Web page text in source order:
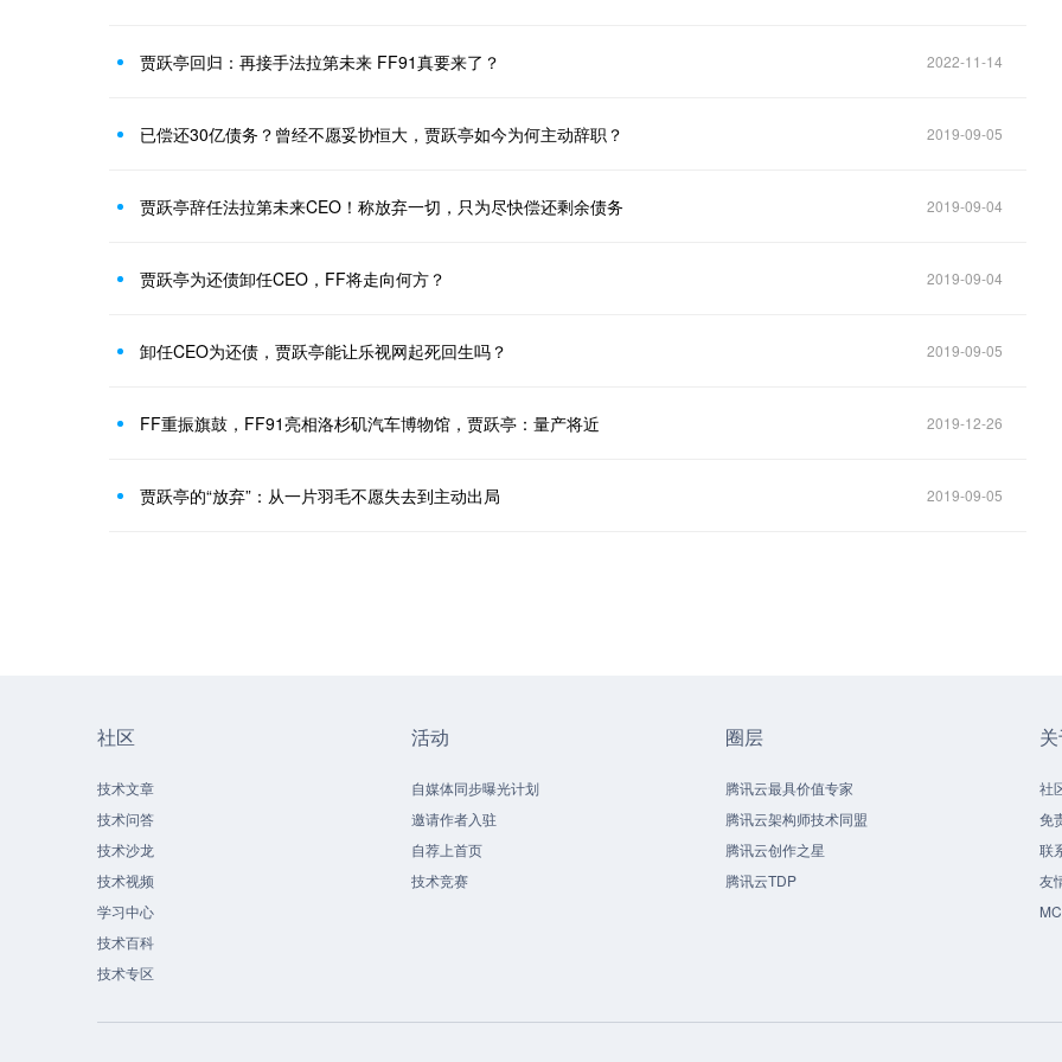
贾跃亭回归：再接手法拉第未来 FF91真要来了？ 2022-11-14
已偿还30亿债务？曾经不愿妥协恒大，贾跃亭如今为何主动辞职？ 2019-09-05
贾跃亭辞任法拉第未来CEO！称放弃一切，只为尽快偿还剩余债务 2019-09-04
贾跃亭为还债卸任CEO，FF将走向何方？ 2019-09-04
卸任CEO为还债，贾跃亭能让乐视网起死回生吗？ 2019-09-05
FF重振旗鼓，FF91亮相洛杉矶汽车博物馆，贾跃亭：量产将近 2019-12-26
贾跃亭的“放弃”：从一片羽毛不愿失去到主动出局 2019-09-05
社区
技术文章
技术问答
技术沙龙
技术视频
学习中心
技术百科
技术专区
活动
自媒体同步曝光计划
邀请作者入驻
自荐上首页
技术竞赛
圈层
腾讯云最具价值专家
腾讯云架构师技术同盟
腾讯云创作之星
腾讯云TDP
社
免
联
友